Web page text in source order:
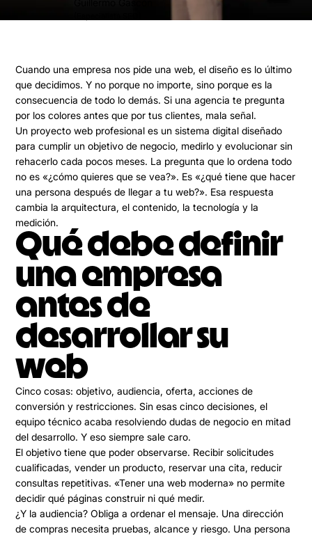
Cuando una empresa nos pide una web, el diseño es lo último
que decidimos. Y no porque no importe, sino porque es la
consecuencia de todo lo demás. Si una agencia te pregunta
por los colores antes que por tus clientes, mala señal.
Un proyecto web profesional es un sistema digital diseñado
para cumplir un objetivo de negocio, medirlo y evolucionar sin
rehacerlo cada pocos meses. La pregunta que lo ordena todo
no es «¿cómo quieres que se vea?». Es «¿qué tiene que hacer
una persona después de llegar a tu web?». Esa respuesta
cambia la arquitectura, el contenido, la tecnología y la
medición.
Qué debe definir
una empresa
antes de
desarrollar su
web
Cinco cosas: objetivo, audiencia, oferta, acciones de
conversión y restricciones. Sin esas cinco decisiones, el
equipo técnico acaba resolviendo dudas de negocio en mitad
del desarrollo. Y eso siempre sale caro.
El objetivo tiene que poder observarse. Recibir solicitudes
cualificadas, vender un producto, reservar una cita, reducir
consultas repetitivas. «Tener una web moderna» no permite
decidir qué páginas construir ni qué medir.
¿Y la audiencia? Obliga a ordenar el mensaje. Una dirección
de compras necesita pruebas, alcance y riesgo. Una persona